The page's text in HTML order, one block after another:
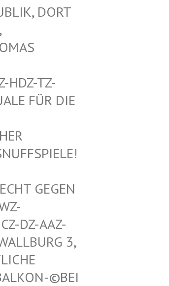
DORT A
M
TZ-AA
FÜR DIE VO
SA
KE
DEUTS
ZZ-LZ-
3, 5. ETA
DEN BUN